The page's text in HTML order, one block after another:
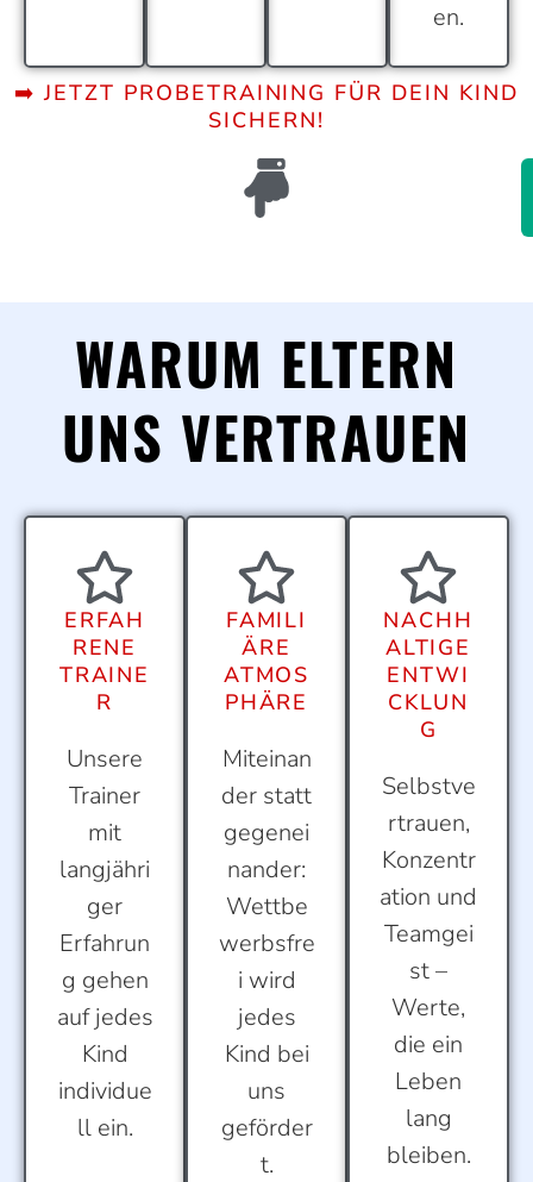
en.
➡️ JETZT PROBETRAINING FÜR DEIN KIND
SICHERN!
WARUM ELTERN
UNS VERTRAUEN
ERFAH
RENE
TRAINE
R
Unsere
Trainer
mit
langjähri
ger
Erfahrun
g gehen
auf jedes
Kind
individue
ll ein.
FAMILI
ÄRE
ATMOS
PHÄRE
Miteinan
der statt
gegenei
nander:
Wettbe
werbsfre
i wird
jedes
Kind bei
uns
geförder
t.
NACHH
ALTIGE
ENTWI
CKLUN
G
Selbstve
rtrauen,
Konzentr
ation und
Teamgei
st –
Werte,
die ein
Leben
lang
bleiben.